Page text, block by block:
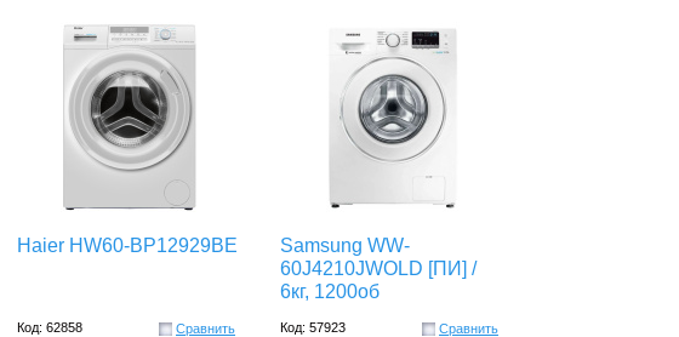
Haier HW60-BP12929BE
Код: 62858
Сравнить
Samsung WW-
60J4210JWOLD [ПИ] /
6кг, 1200об
Код: 57923
Сравнить